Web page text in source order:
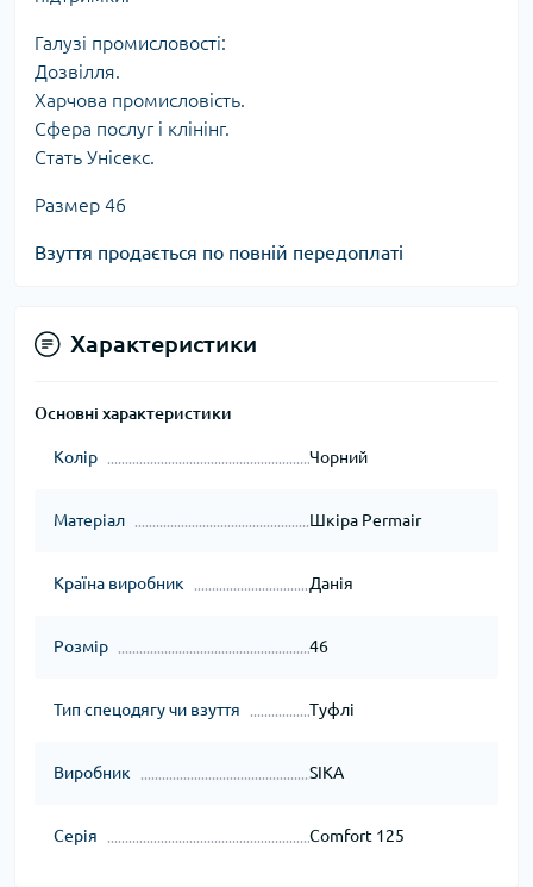
Галузі промисловості:
Дозвілля.
Харчова промисловість.
Сфера послуг і клінінг.
Стать Унісекс.
Размер 46
Взуття продається по повній передоплаті
Характеристики
Основні характеристики
Колір Чорний
Матеріал Шкіра Permair
Країна виробник Данія
Розмір 46
Тип спецодягу чи взуття Туфлі
Виробник SIKA
Серія Comfort 125